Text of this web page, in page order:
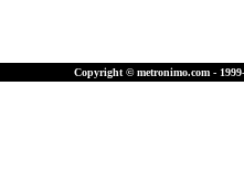
Copyright © metronimo.com -